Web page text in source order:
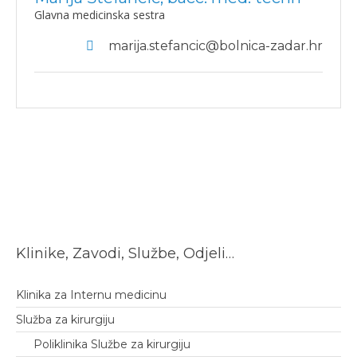
Glavna medicinska sestra
marija.stefancic@bolnica-zadar.hr
Klinike, Zavodi, Službe, Odjeli…
Klinika za Internu medicinu
Služba za kirurgiju
Poliklinika Službe za kirurgiju